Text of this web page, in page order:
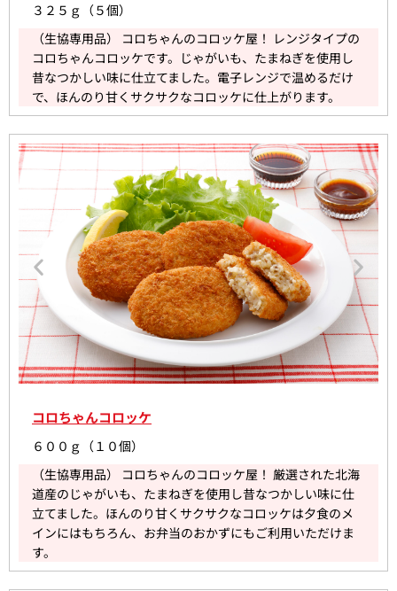
３２５ｇ（５個）
（生協専用品） コロちゃんのコロッケ屋！ レンジタイプの
コロちゃんコロッケです。じゃがいも、たまねぎを使用し
昔なつかしい味に仕立てました。電子レンジで温めるだけ
で、ほんのり甘くサクサクなコロッケに仕上がります。
コロちゃんコロッケ
６００ｇ（１０個）
（生協専用品） コロちゃんのコロッケ屋！ 厳選された北海
道産のじゃがいも、たまねぎを使用し昔なつかしい味に仕
立てました。ほんのり甘くサクサクなコロッケは夕食のメ
インにはもちろん、お弁当のおかずにもご利用いただけま
す。